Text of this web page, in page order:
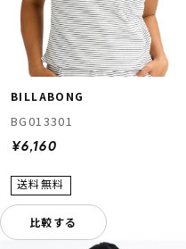
ムラサキス
ポイント・ク
BILLABONG
BG013301
¥6,160
比較する